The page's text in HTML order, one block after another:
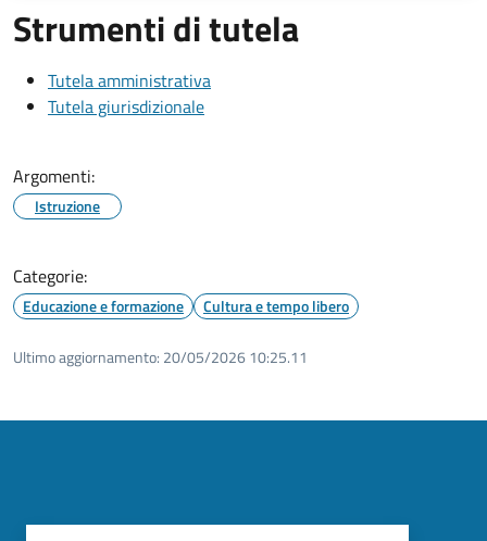
Strumenti di tutela
Tutela amministrativa
Tutela giurisdizionale
Argomenti:
Istruzione
Categorie:
Educazione e formazione Cultura e tempo libero
Ultimo aggiornamento: 20/05/2026 10:25.11